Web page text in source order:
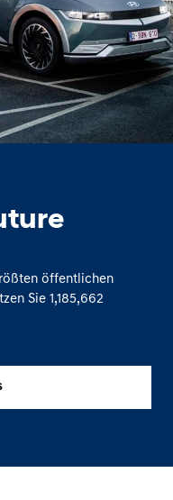
öffentlichen
Sie 1,185,662